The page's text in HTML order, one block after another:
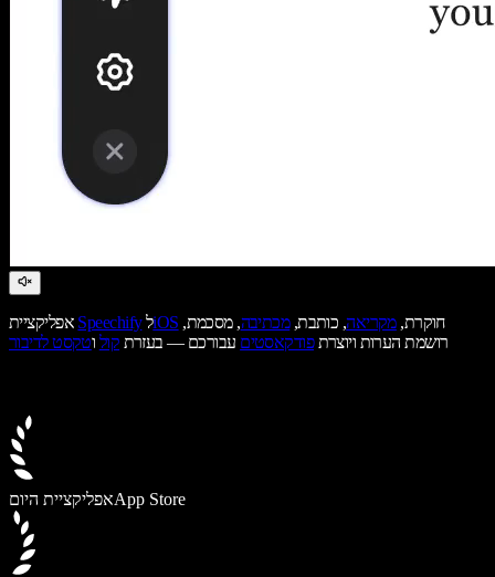
אפליקציית Speechify לiOS חוקרת,מקריאה, כותבת,מכתיבה, מסכמת,
רושמת הערות ויוצרתפודקאסטים עבורכם — בעזרת קול וטקסט לדיבור
אפליקציית היוםApp Store